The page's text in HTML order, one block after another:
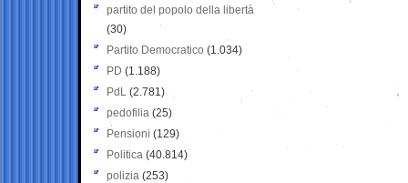
partito del popolo della libertà
(30)
Partito Democratico (1.034)
PD (1.188)
PdL (2.781)
pedofilia (25)
Pensioni (129)
Politica (40.814)
polizia (253)